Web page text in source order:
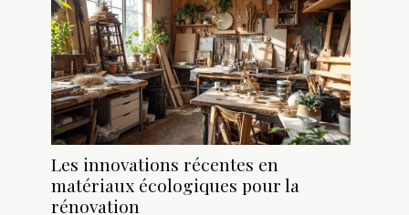
Les innovations récentes en
matériaux écologiques pour la
rénovation